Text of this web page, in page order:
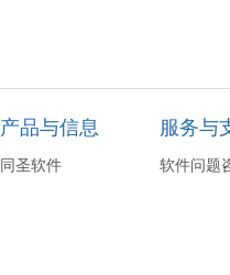
产品与信息
同圣软件
服务与
软件问题